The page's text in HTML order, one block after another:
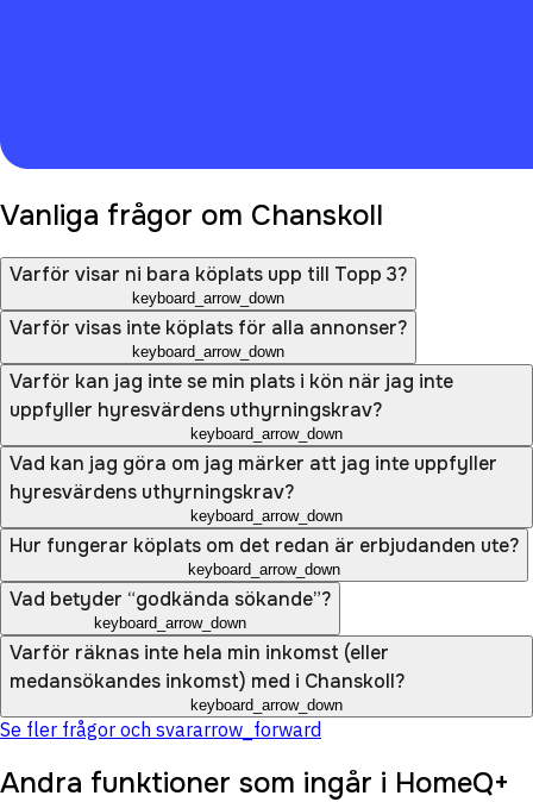
Vanliga frågor om Chanskoll
Varför visar ni bara köplats upp till Topp 3?
keyboard_arrow_down
Varför visas inte köplats för alla annonser?
keyboard_arrow_down
Varför kan jag inte se min plats i kön när jag inte
uppfyller hyresvärdens uthyrningskrav?
keyboard_arrow_down
Vad kan jag göra om jag märker att jag inte uppfyller
hyresvärdens uthyrningskrav?
keyboard_arrow_down
Hur fungerar köplats om det redan är erbjudanden ute?
keyboard_arrow_down
Vad betyder “godkända sökande”?
keyboard_arrow_down
Varför räknas inte hela min inkomst (eller
medansökandes inkomst) med i Chanskoll?
keyboard_arrow_down
Se fler frågor och svararrow_forward
Andra funktioner som ingår i HomeQ+